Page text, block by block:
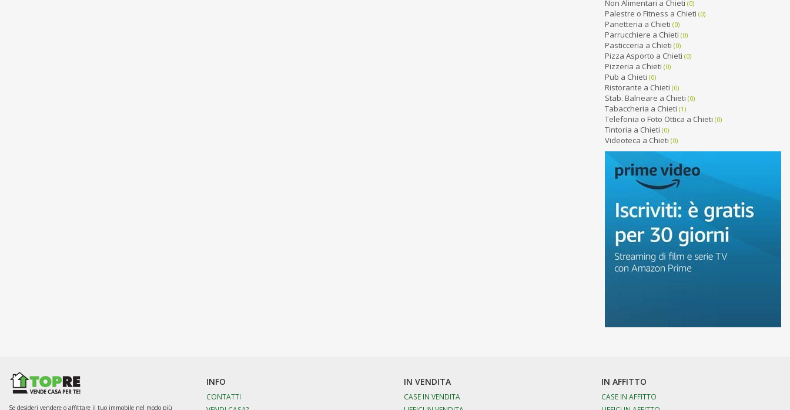
Non Alimentari a Chieti (0)
Palestre o Fitness a Chieti (0)
Panetteria a Chieti (0)
Parrucchiere a Chieti (0)
Pasticceria a Chieti (0)
Pizza Asporto a Chieti (0)
Pizzeria a Chieti (0)
Pub a Chieti (0)
Ristorante a Chieti (0)
Stab. Balneare a Chieti (0)
Tabaccheria a Chieti (1)
Telefonia o Foto Ottica a Chieti (0)
Tintoria a Chieti (0)
Videoteca a Chieti (0)
Se desideri vendere o affittare il tuo immobile nel modo più
INFO
CONTATTI
IN VENDITA
CASE IN VENDITA
IN AFFITTO
CASE IN AFFITTO